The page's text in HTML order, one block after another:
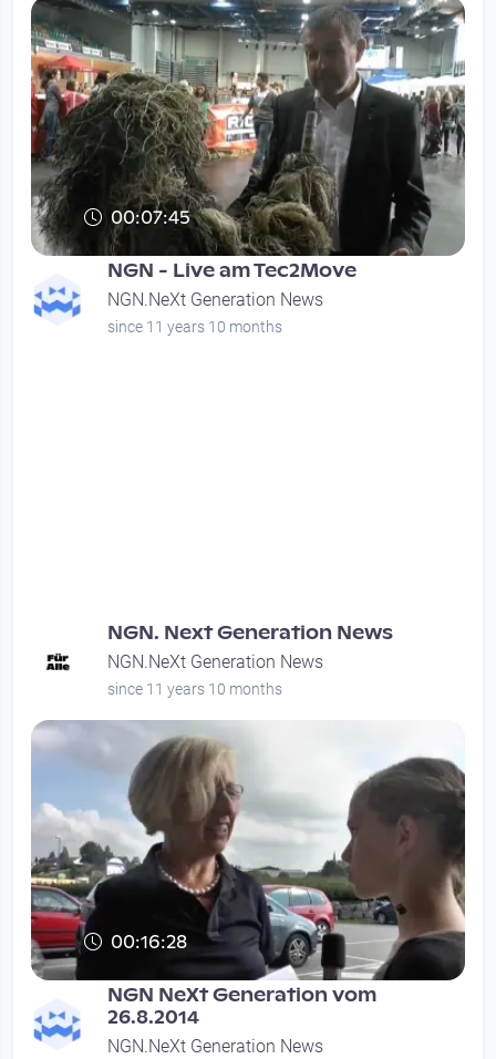
00:07:45
NGN - Live am Tec2Move
NGN.NeXt Generation News
since 11 years 10 months
NGN. Next Generation News
NGN.NeXt Generation News
since 11 years 10 months
00:16:28
NGN NeXt Generation vom
26.8.2014
NGN.NeXt Generation News